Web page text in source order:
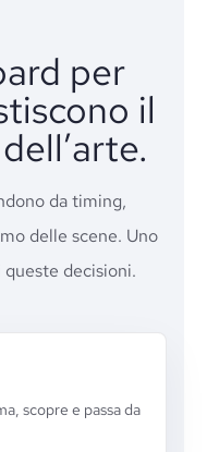
per
il
da timing,
delle scene. Uno
decisioni.
scopre e passa da